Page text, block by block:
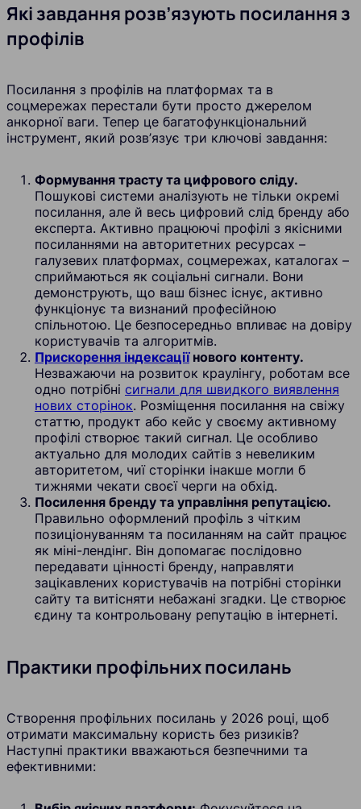
Які завдання розв’язують посилання з
профілів
Посилання з профілів на платформах та в
соцмережах перестали бути просто джерелом
анкорної ваги. Тепер це багатофункціональний
інструмент, який розв’язує три ключові завдання:
Формування трасту та цифрового сліду.
Пошукові системи аналізують не тільки окремі
посилання, але й весь цифровий слід бренду або
експерта. Активно працюючі профілі з якісними
посиланнями на авторитетних ресурсах –
галузевих платформах, соцмережах, каталогах –
сприймаються як соціальні сигнали. Вони
демонструють, що ваш бізнес існує, активно
функціонує та визнаний професійною
спільнотою. Це безпосередньо впливає на довіру
користувачів та алгоритмів.
Прискорення індексаціїнового контенту.
Незважаючи на розвиток краулінгу, роботам все
одно потрібні сигнали для швидкого виявлення
нових сторінок. Розміщення посилання на свіжу
статтю, продукт або кейс у своєму активному
профілі створює такий сигнал. Це особливо
актуально для молодих сайтів з невеликим
авторитетом, чиї сторінки інакше могли б
тижнями чекати своєї черги на обхід.
Посилення бренду та управління репутацією.
Правильно оформлений профіль з чітким
позиціонуванням та посиланням на сайт працює
як міні-лендінг. Він допомагає послідовно
передавати цінності бренду, направляти
зацікавлених користувачів на потрібні сторінки
сайту та витісняти небажані згадки. Це створює
єдину та контрольовану репутацію в інтернеті.
Практики профільних посилань
Створення профільних посилань у 2026 році, щоб
отримати максимальну користь без ризиків?
Наступні практики вважаються безпечними та
ефективними: